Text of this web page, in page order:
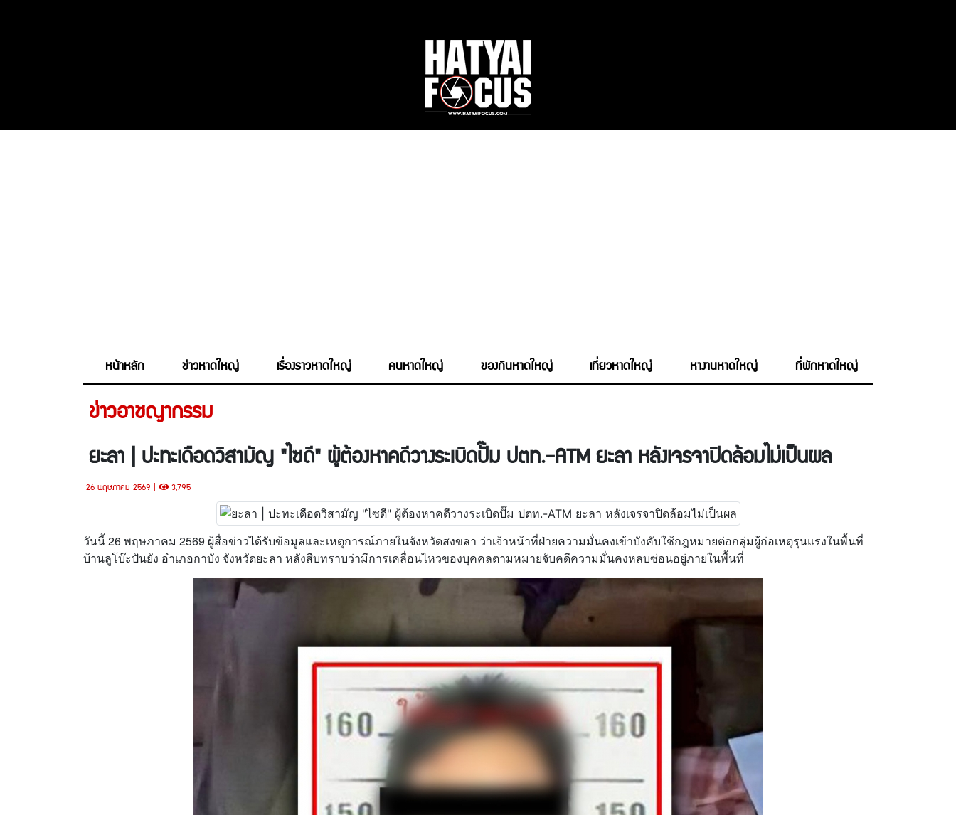
หน้าหลัก ข่าวหาดใหญ่ เรื่องราวหาดใหญ่ คนหาดใหญ่ ของกินหาดใหญ่ เที่ยวหาดใหญ่ หางานหาดใหญ่ ที่พักหาดใหญ่
ข่าวอาชญากรรม
ยะลา | ปะทะเดือดวิสามัญ "ไซดี" ผู้ต้องหาคดีวางระเบิดปั๊ม ปตท.-ATM ยะลา หลังเจรจาปิดล้อมไม่เป็นผล
26 พฤษภาคม 2569 | 3,795
วันนี้ 26 พฤษภาคม 2569 ผู้สื่อข่าวได้รับข้อมูลและเหตุการณ์ภายในจังหวัดสงขลา ว่าเจ้าหน้าที่ฝ่ายความมั่นคงเข้าบังคับใช้กฎหมายต่อกลุ่มผู้ก่อเหตุรุนแรงในพื้นที่
บ้านลูโบ๊ะปันยัง อำเภอกาบัง จังหวัดยะลา หลังสืบทราบว่ามีการเคลื่อนไหวของบุคคลตามหมายจับคดีความมั่นคงหลบซ่อนอยู่ภายในพื้นที่